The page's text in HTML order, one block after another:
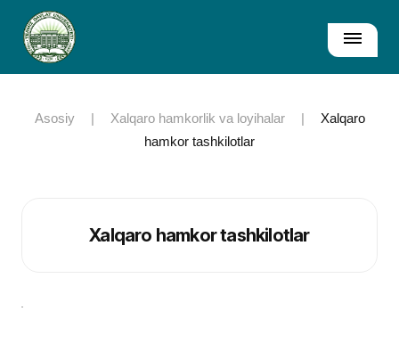
Asosiy | Xalqaro hamkorlik va loyihalar |
Xalqaro
hamkor tashkilotlar
Xalqaro hamkor tashkilotlar
.